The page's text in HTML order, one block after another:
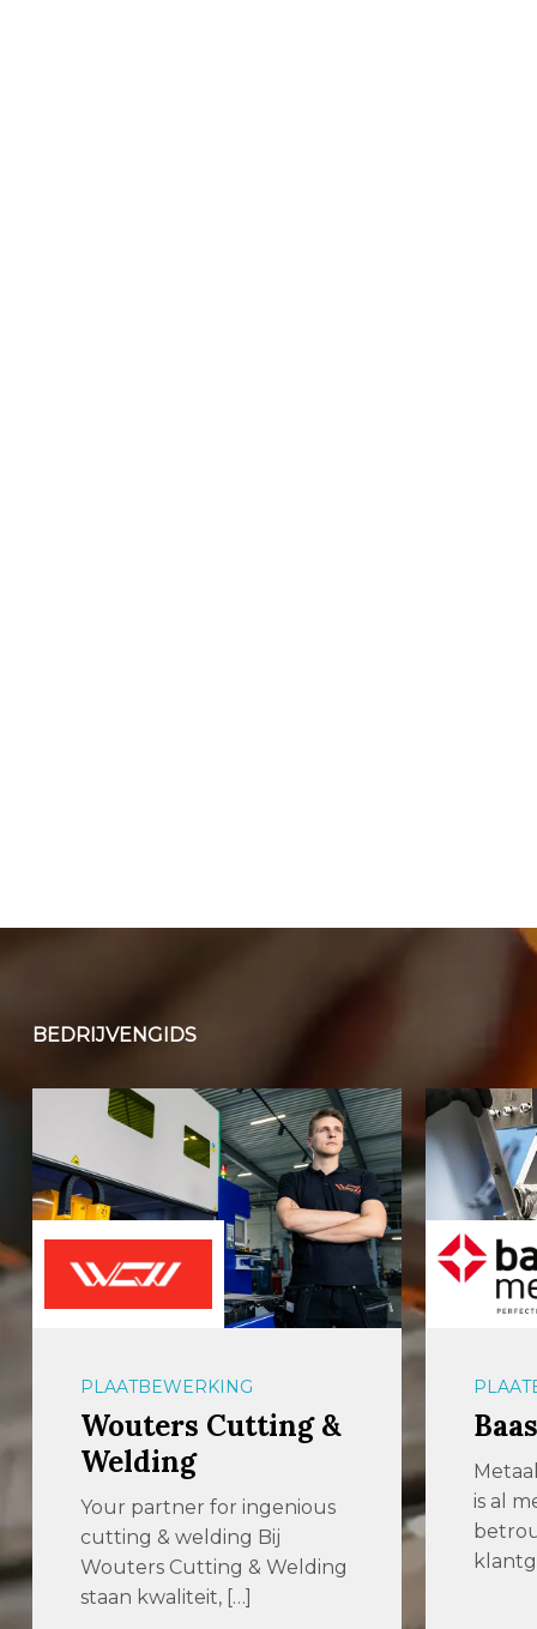
BEDRIJVENGIDS
PLAATBEWERKING
Baas Metaal
Metaalbedrijf Baas in Almelo
is al meer dan 25 jaar een
betrouwbare en
klantgericht […]
voor